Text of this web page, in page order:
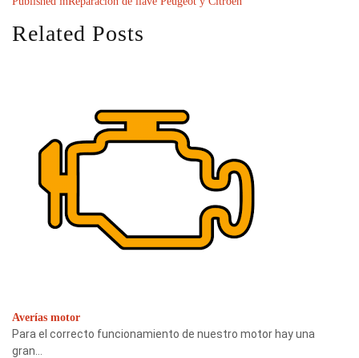
Related Posts
Averías motor
Para el correcto funcionamiento de nuestro motor hay una
gran…